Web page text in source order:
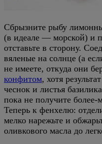
Сбрызните рыбу
(в идеале — морской) и
отставьте в сторону.
вяленые на солнце (а
не имеете, откуда они
конфитом, хотя
чеснок и листья
пока не получите более-
Теперь к фенхелю:
мелко нарежьте и
оливкового масла до